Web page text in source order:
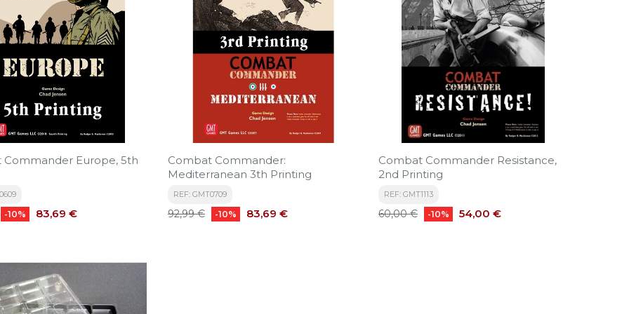
Commander Europe, 5th
-10% Precio
83,69 €
Combat Commander:
Mediterranean 3th Printing
REF: GMT0709
Precio
92,99 € -10% Precio
83,69 €
Combat Commander Resistance,
2nd Printing
REF: GMT1113
Precio
60,00 € -10% Precio
54,00 €